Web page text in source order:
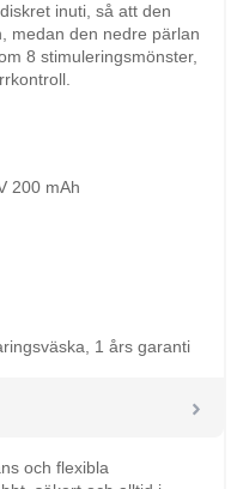
inuti, så att den
medan den nedre pärlan
8 stimuleringsmönster,
200 mAh
1 års garanti
och flexibla